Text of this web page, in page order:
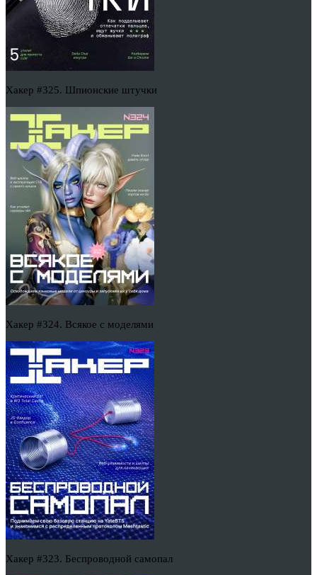
Хакер #325. Шпионские штучки
Хакер #324. Всякое с моделями
Хакер #323. Беспроводной самопал